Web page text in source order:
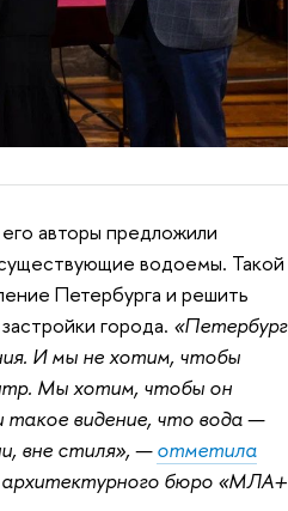
авторы предложили
водоемы. Такой
Петербурга и решить
города. «Петербург
И мы не хотим, чтобы
Мы хотим, чтобы он
такое видение, что вода —
вне стиля», —отметила
архитектурного бюро «МЛА+